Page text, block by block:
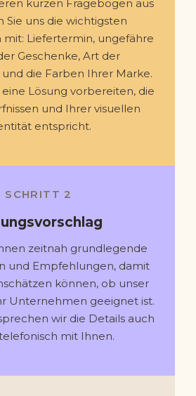
kurzen Fragebogen aus
Sie uns die wichtigsten
Liefertermin, ungefähre
Geschenke, Art der
die Farben Ihrer Marke.
Lösung vorbereiten, die
und Ihrer visuellen
entspricht.
SCHRITT 2
zeitnah grundlegende
und Empfehlungen, damit
können, ob unser
Unternehmen geeignet ist.
wir die Details auch
mit Ihnen.